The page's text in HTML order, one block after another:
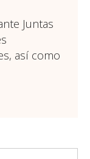
Juntas
así como